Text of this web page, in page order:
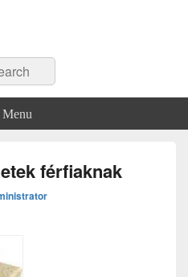
Menu
férfiaknak